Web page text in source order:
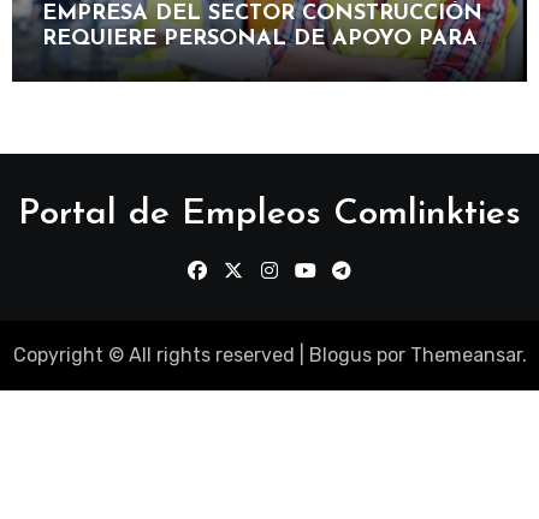
EMPRESA DEL SECTOR CONSTRUCCIÓN
REQUIERE PERSONAL DE APOYO PARA
PARTICIPAR EN PROYECTOS DE OBRAS,
MANTENIMIENTO E INFRAESTRUCTURA
Portal de Empleos Comlinkties
Copyright © All rights reserved Bloguspor Themeansar.